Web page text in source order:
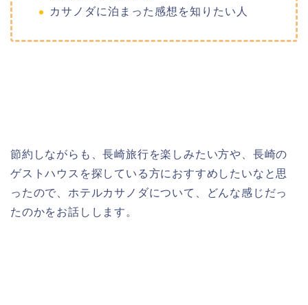
カサノダに泊まった感想を知りたい人
節約しながらも、長崎旅行を楽しみたい方や、長崎の
ゲストハウスを探している方におすすめしたいなと思
ったので、ホテルカサノダについて、どんな感じだっ
たのかをお話しします。